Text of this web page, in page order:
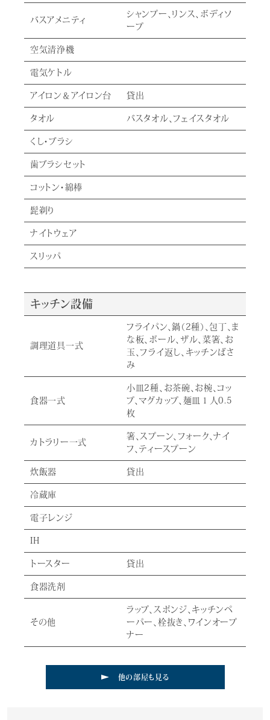
バスアメニティ
シャンプー、リンス、ボディソ
ープ
空気清浄機
電気ケトル
アイロン＆アイロン台 貸出
タオル バスタオル、フェイスタオル
くし・ブラシ
歯ブラシセット
コットン・綿棒
髭剃り
ナイトウェア
スリッパ
キッチン設備
調理道具一式
フライパン、鍋（2種）、包丁、ま
な板、ボール、ザル、菜箸、お
玉、フライ返し、キッチンばさ
み
食器一式
小皿2種、お茶碗、お椀、コッ
プ、マグカップ、麺皿１人0.5
枚
カトラリー一式
箸、スプーン、フォーク、ナイ
フ、ティースプーン
炊飯器 貸出
冷蔵庫
電子レンジ
IH
トースター 貸出
食器洗剤
その他
ラップ、スポンジ、キッチンペ
ーパー、栓抜き、ワインオープ
ナー
他の部屋も見る